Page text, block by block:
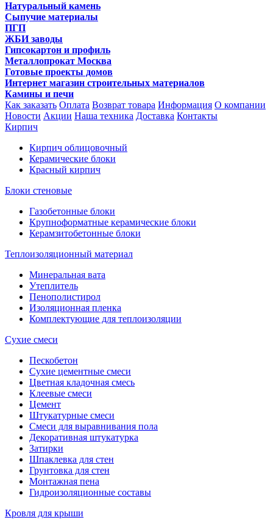
Натуральный камень
Сыпучие материалы
ПГП
ЖБИ заводы
Гипсокартон и профиль
Металлопрокат Москва
Готовые проекты домов
Интернет магазин строительных материалов
Камины и печи
Как заказать Оплата Возврат товара Информация О компании
Новости Акции Наша техника Доставка Контакты
Кирпич
Кирпич облицовочный
Керамические блоки
Красный кирпич
Блоки стеновые
Газобетонные блоки
Крупноформатные керамические блоки
Керамзитобетонные блоки
Теплоизоляционный материал
Минеральная вата
Утеплитель
Пенополистирол
Изоляционная пленка
Комплектующие для теплоизоляции
Сухие смеси
Пескобетон
Сухие цементные смеси
Цветная кладочная смесь
Клеевые смеси
Цемент
Штукатурные смеси
Смеси для выравнивания пола
Декоративная штукатурка
Затирки
Шпаклевка для стен
Грунтовка для стен
Монтажная пена
Гидроизоляционные составы
Кровля для крыши